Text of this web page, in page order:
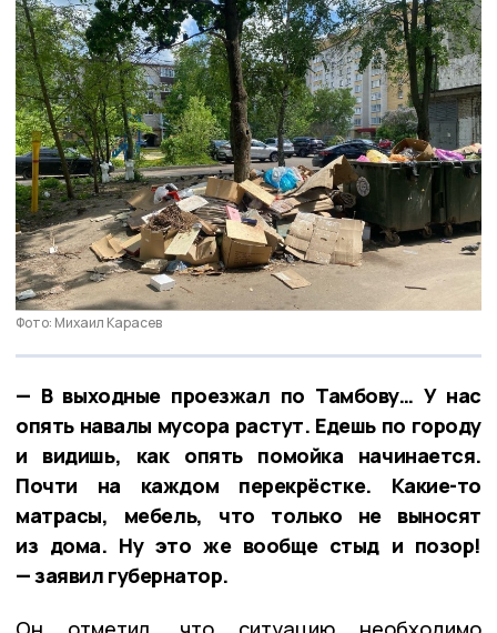
Фото: Михаил Карасев
— В выходные проезжал по Тамбову… У нас
опять навалы мусора растут. Едешь по городу
и видишь, как опять помойка начинается.
Почти на каждом перекрёстке. Какие-то
матрасы, мебель, что только не выносят
из дома. Ну это же вообще стыд и позор!
— заявил губернатор.